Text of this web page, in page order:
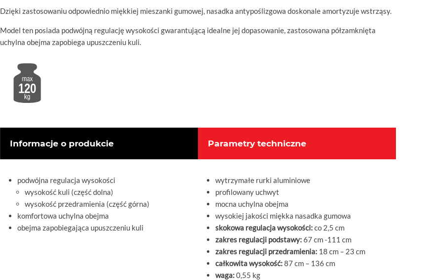
Dzięki zastosowaniu odpowiednio miękkiej mieszanki gumowej, nasadka antypoślizgowa doskonale amortyzuje wstrząsy.
Model ten posiada podwójną regulację wysokości gwarantującą idealne jej dopasowanie, zastosowana półzamknięta
uchylna obejma zapobiega upuszczeniu kuli.
120
Informacje o produkcie
podwójna regulacja wysokości
wysokość kuli (część dolna)
wysokość przedramienia (część górna)
komfortowa uchylna obejma
obejma zapobiegająca upuszczeniu kuli
Parametry techniczne
wytrzymałe rurki aluminiowe
profilowany uchwyt
mocna uchylna obejma
wysokiej jakości miękka nasadka gumowa
skokowa regulacja wysokości:co 2,5 cm
zakres regulacji podstawy:67 cm -111 cm
zakres regulacji przedramienia: 18 cm – 23 cm
całkowita wysokość:87 cm – 136 cm
waga:0,55 kg